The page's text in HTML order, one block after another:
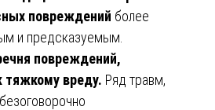
повреждений более
и предсказуемым.
повреждений,
тяжкому вреду. Ряд травм,